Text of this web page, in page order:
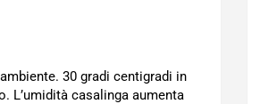
30 gradi centigradi in
L’umidità casalinga aumenta